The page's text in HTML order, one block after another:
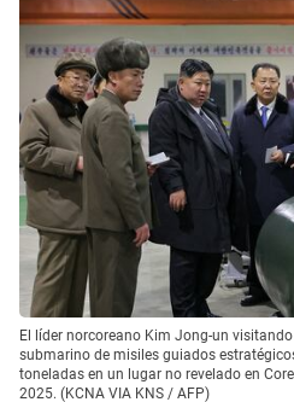
El líder norcoreano Kim Jong-un
submarino de misiles guiados
toneladas en un lugar no revelado en
2025. (KCNA VIA KNS / AFP)